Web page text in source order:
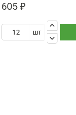
605 ₽
шт
keyboard_arrow_up
keyboard_arrow_down